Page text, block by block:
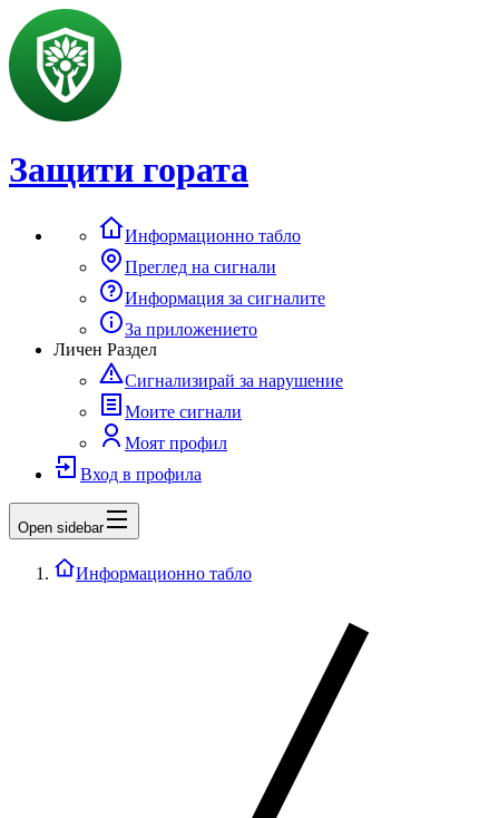
Защити гората
Информационно табло
Преглед на сигнали
Информация за сигналите
За приложението
Личен Раздел
Сигнализирай за нарушение
Моите сигнали
Моят профил
Вход в профила
Open sidebar
Информационно табло